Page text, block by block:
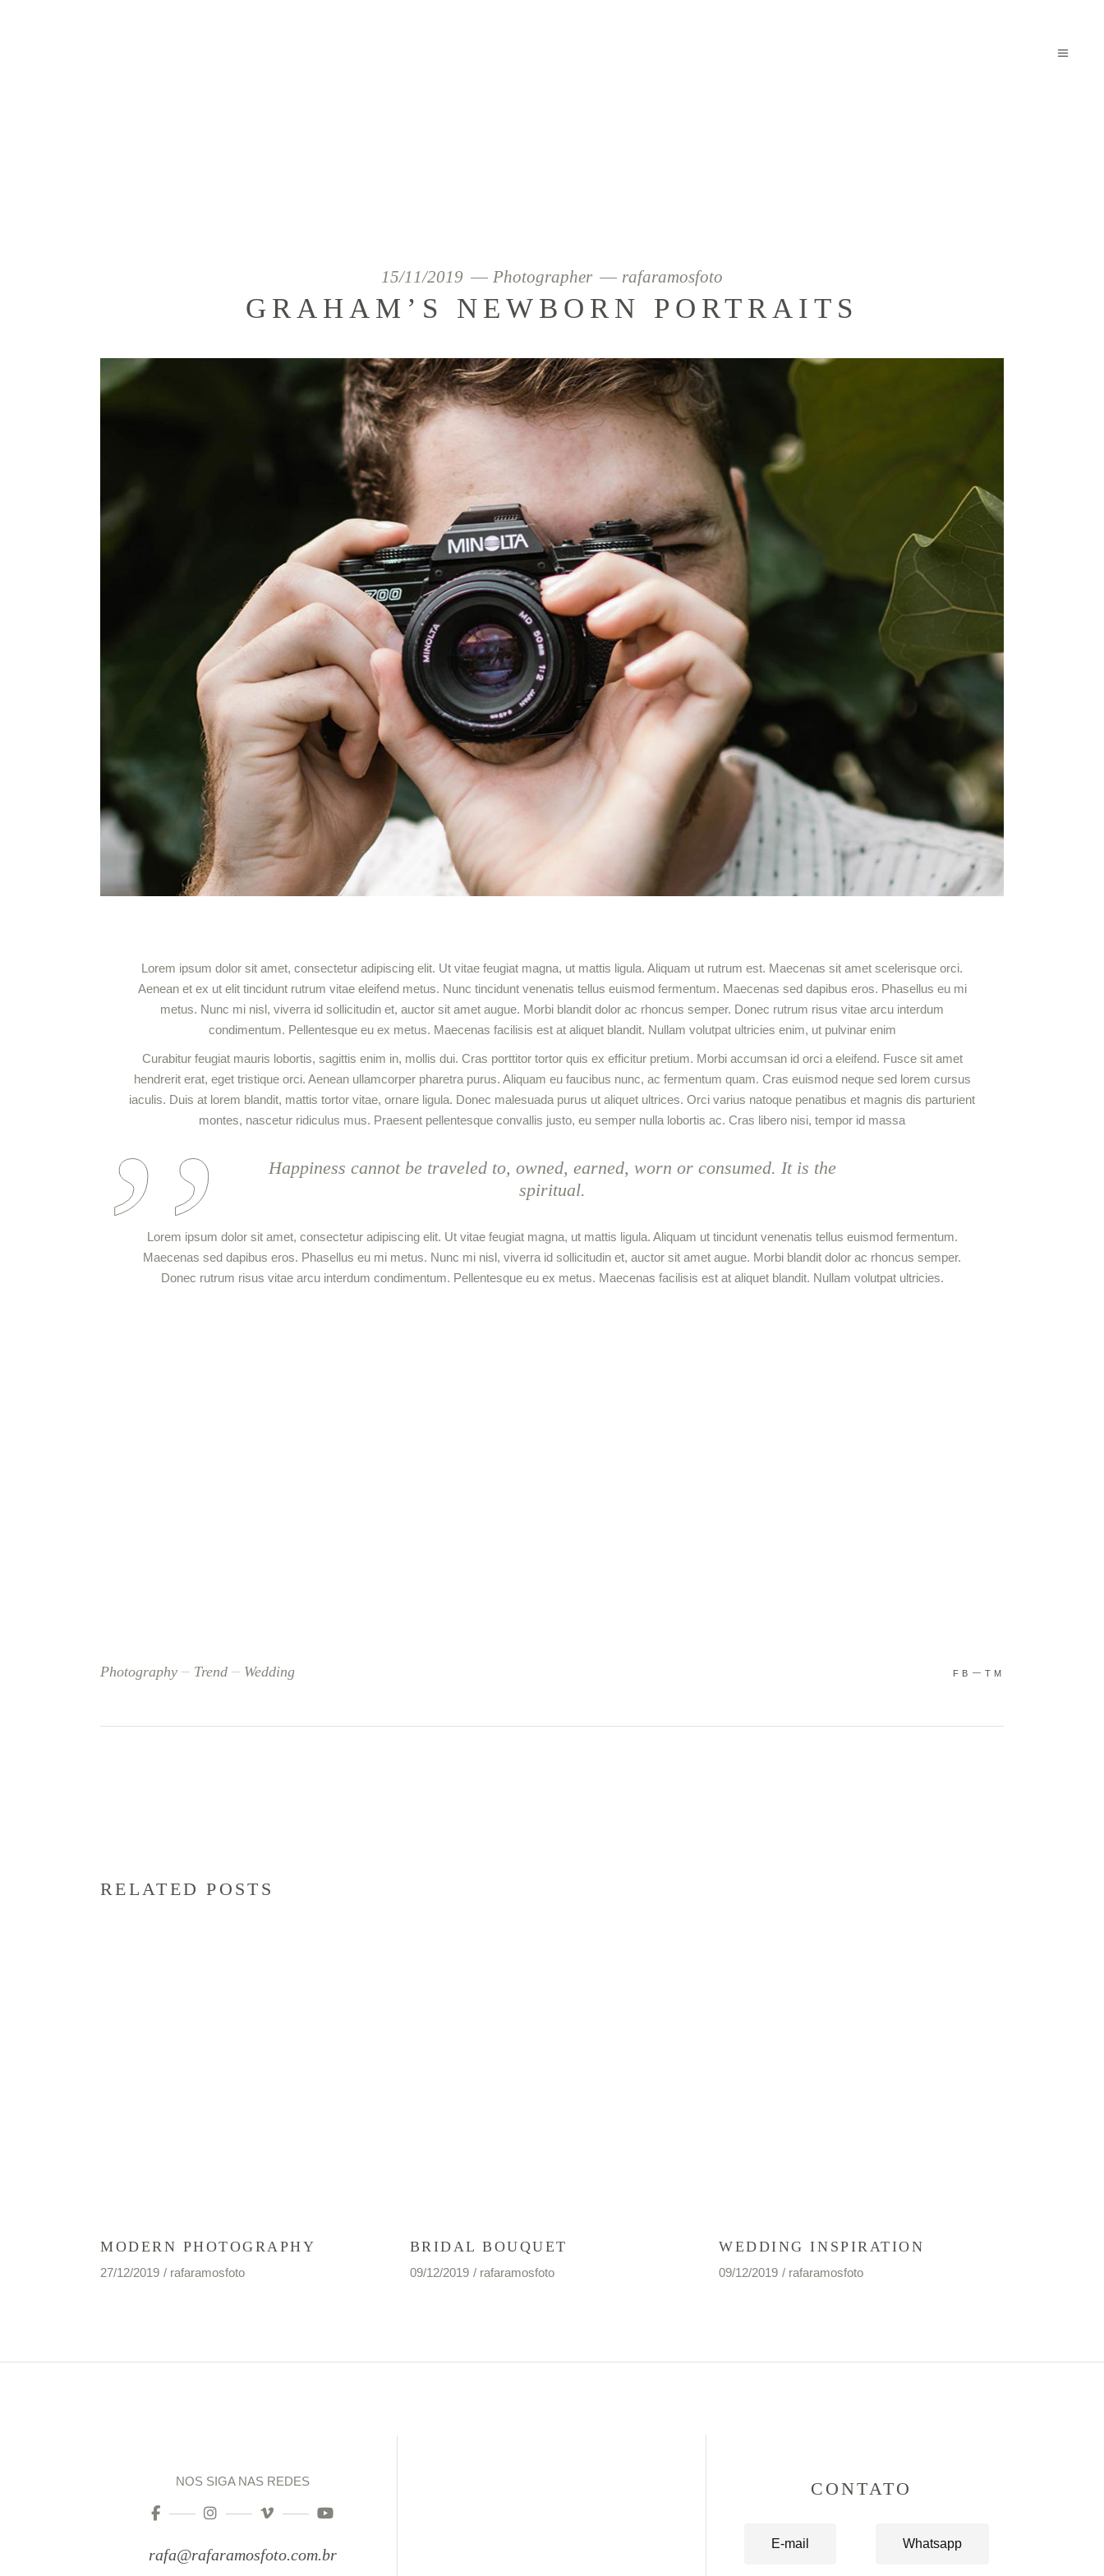
15/11/2019 Photographer rafaramosfoto
GRAHAM’S NEWBORN PORTRAITS
Lorem ipsum dolor sit amet, consectetur adipiscing elit. Ut vitae feugiat magna, ut mattis ligula. Aliquam ut rutrum est. Maecenas sit amet scelerisque orci.
Aenean et ex ut elit tincidunt rutrum vitae eleifend metus. Nunc tincidunt venenatis tellus euismod fermentum. Maecenas sed dapibus eros. Phasellus eu mi
metus. Nunc mi nisl, viverra id sollicitudin et, auctor sit amet augue. Morbi blandit dolor ac rhoncus semper. Donec rutrum risus vitae arcu interdum
condimentum. Pellentesque eu ex metus. Maecenas facilisis est at aliquet blandit. Nullam volutpat ultricies enim, ut pulvinar enim
Curabitur feugiat mauris lobortis, sagittis enim in, mollis dui. Cras porttitor tortor quis ex efficitur pretium. Morbi accumsan id orci a eleifend. Fusce sit amet
hendrerit erat, eget tristique orci. Aenean ullamcorper pharetra purus. Aliquam eu faucibus nunc, ac fermentum quam. Cras euismod neque sed lorem cursus
iaculis. Duis at lorem blandit, mattis tortor vitae, ornare ligula. Donec malesuada purus ut aliquet ultrices. Orci varius natoque penatibus et magnis dis parturient
montes, nascetur ridiculus mus. Praesent pellentesque convallis justo, eu semper nulla lobortis ac. Cras libero nisi, tempor id massa
Happiness cannot be traveled to, owned, earned, worn or consumed. It is the
spiritual.
Lorem ipsum dolor sit amet, consectetur adipiscing elit. Ut vitae feugiat magna, ut mattis ligula. Aliquam ut tincidunt venenatis tellus euismod fermentum.
Maecenas sed dapibus eros. Phasellus eu mi metus. Nunc mi nisl, viverra id sollicitudin et, auctor sit amet augue. Morbi blandit dolor ac rhoncus semper.
Donec rutrum risus vitae arcu interdum condimentum. Pellentesque eu ex metus. Maecenas facilisis est at aliquet blandit. Nullam volutpat ultricies.
Photography Trend Wedding FB TM
RELATED POSTS
MODERN PHOTOGRAPHY
27/12/2019 rafaramosfoto
BRIDAL BOUQUET
09/12/2019 rafaramosfoto
WEDDING INSPIRATION
09/12/2019 rafaramosfoto
NOS SIGA NAS REDES
rafa@rafaramosfoto.com.br
CONTATO
E-mail Whatsapp